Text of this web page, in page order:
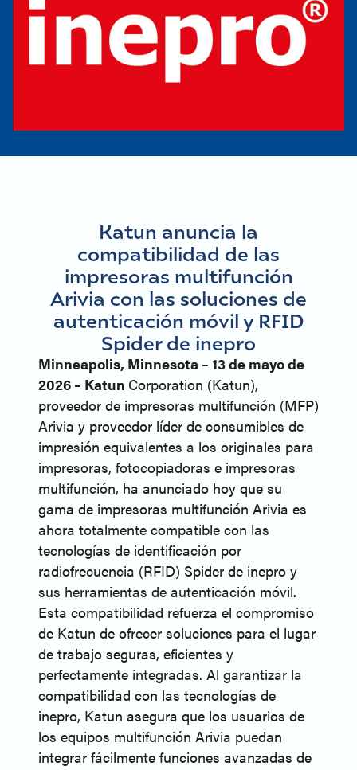
Katun anuncia la
compatibilidad de las
impresoras multifunción
Arivia con las soluciones de
autenticación móvil y RFID
Spider de inepro
Minneapolis, Minnesota – 13 de mayo de
2026 – Katun Corporation (Katun),
proveedor de impresoras multifunción (MFP)
Arivia y proveedor líder de consumibles de
impresión equivalentes a los originales para
impresoras, fotocopiadoras e impresoras
multifunción, ha anunciado hoy que su
gama de impresoras multifunción Arivia es
ahora totalmente compatible con las
tecnologías de identificación por
radiofrecuencia (RFID) Spider de inepro y
sus herramientas de autenticación móvil.
Esta compatibilidad refuerza el compromiso
de Katun de ofrecer soluciones para el lugar
de trabajo seguras, eficientes y
perfectamente integradas. Al garantizar la
compatibilidad con las tecnologías de
inepro, Katun asegura que los usuarios de
los equipos multifunción Arivia puedan
integrar fácilmente funciones avanzadas de